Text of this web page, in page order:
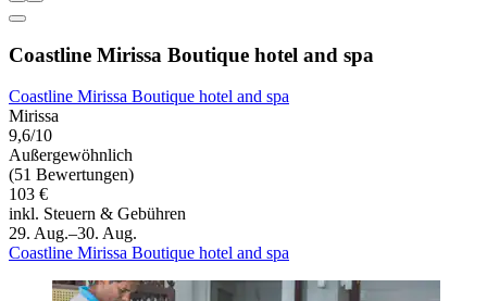
Coastline Mirissa Boutique hotel and spa
Coastline Mirissa Boutique hotel and spa
Mirissa
9,6/10
Außergewöhnlich
(51 Bewertungen)
103 €
inkl. Steuern & Gebühren
29. Aug.–30. Aug.
Coastline Mirissa Boutique hotel and spa